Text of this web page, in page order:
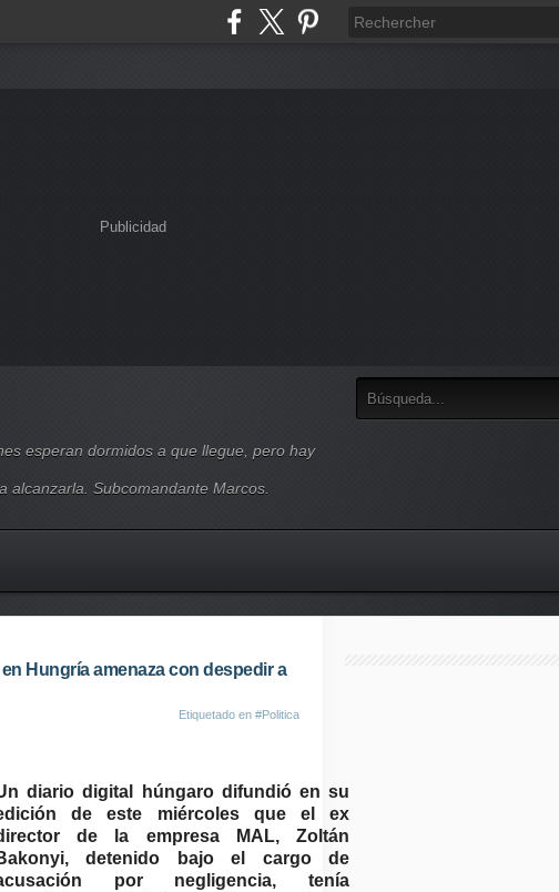
Publicidad
esperan dormidos a que llegue, pero hay
alcanzarla. Subcomandante Marcos.
Hungría amenaza con despedir a
Etiquetado en #Politica
diario digital húngaro difundió en su
de este miércoles que el ex
de la empresa MAL, Zoltán
detenido bajo el cargo de
por negligencia, tenía